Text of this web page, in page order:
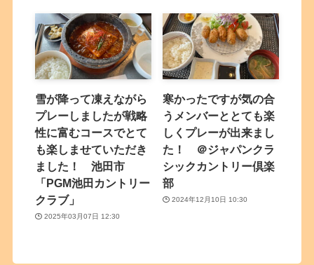
雪が降って凍えながら
プレーしましたが戦略
性に富むコースでとて
も楽しませていただき
ました！ 池田市
「PGM池田カントリー
クラブ」
2025年03月07日 12:30
寒かったですが気の合
うメンバーととても楽
しくプレーが出来まし
た！ ＠ジャパンクラ
シックカントリー倶楽
部
2024年12月10日 10:30